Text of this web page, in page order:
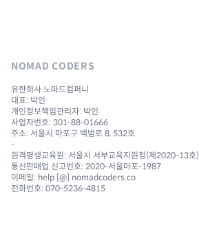
NOMAD CODERS
유한회사 노마드컴퍼니
대표: 박인
개인정보책임관리자: 박인
사업자번호: 301-88-01666
주소: 서울시 마포구 백범로 8, 532호
-
원격평생교육원: 서울시 서부교육지원청(제2020-13호)
통신판매업 신고번호: 2020-서울마포-1987
이메일: help [@] nomadcoders.co
전화번호: 070-5236-4815